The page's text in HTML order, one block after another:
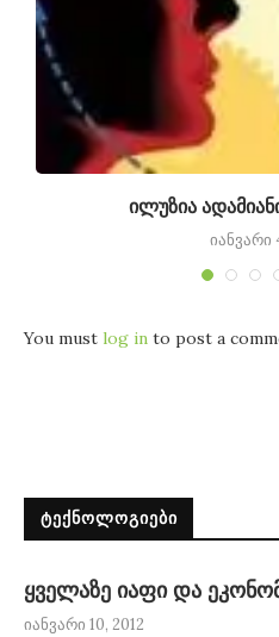
ილუზია
იანვარი
You must log in to post a
ᲢᲔᲥᲜᲝᲚᲝᲒᲘᲔᲑᲘ
ყველაზე იაფი და
იანვარი 10, 2012